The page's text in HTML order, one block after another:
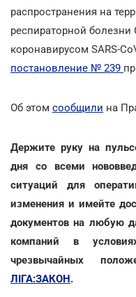
распространения на
респираторной болезни
коронавирусом SARS-
постановление № 239
Об этом сообщили на
Держите руку на
дня со всеми
ситуаций для
изменения и имейте
документов на любую
компаний в
чрезвычайных
ЛІГА:ЗАКОН.